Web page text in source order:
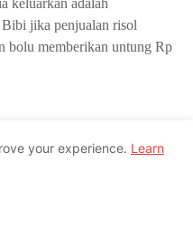
jika penjualan risol
bolu memberikan untung Rp
(sederhanakan dengan
your experience. Learn